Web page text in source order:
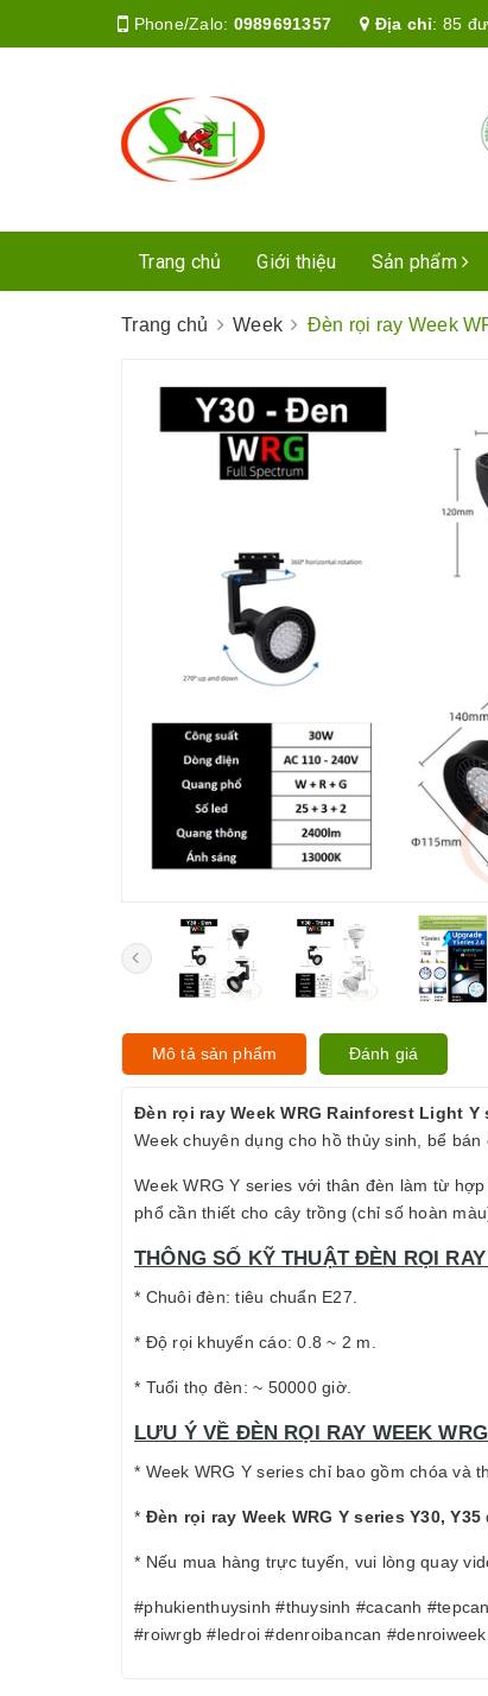
Phone/Zalo: 0989691357 Địa chỉ: 85
Trang chủ Giới thiệu Sản phẩm
Trang chủ Week Đèn rọi ray Week
Mô tả sản phẩm Đánh giá
Đèn rọi ray Week WRG Rainforest Light Y
Week chuyên dụng cho hồ thủy sinh, bể
Week WRG Y series với thân đèn làm từ
phổ cần thiết cho cây trồng (chỉ số hoàn
THÔNG SỐ KỸ THUẬT ĐÈN RỌI
* Chuôi đèn: tiêu chuẩn E27.
* Độ rọi khuyến cáo: 0.8 ~ 2 m.
* Tuổi thọ đèn: ~ 50000 giờ.
LƯU Ý VỀ ĐÈN RỌI RAY WEEK
* Week WRG Y series chỉ bao gồm chóa và
* Đèn rọi ray Week WRG Y series Y30, Y35
* Nếu mua hàng trực tuyến, vui lòng quay
#phukienthuysinh #thuysinh #cacanh
#roiwrgb #ledroi #denroibancan